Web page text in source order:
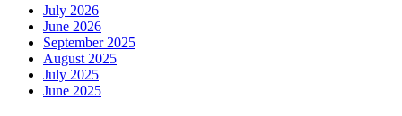
July 2026
June 2026
September 2025
August 2025
July 2025
June 2025